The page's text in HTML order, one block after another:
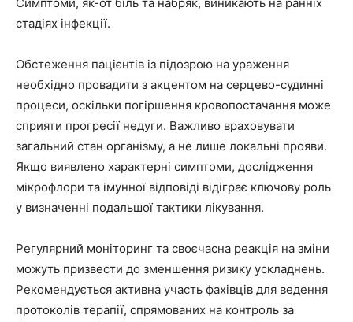
стадіях інфекції.
Обстеження пацієнтів із підозрою на ураження
необхідно провадити з акцентом на серцево-судинні
процеси, оскільки погіршення кровопостачання може
сприяти прогресії недуги. Важливо враховувати
загальний стан організму, а не лише локальні прояви.
Якщо виявлено характерні симптоми, дослідження
мікрофлори та імунної відповіді відіграє ключову роль
у визначенні подальшої тактики лікування.
Регулярний моніторинг та своєчасна реакція на зміни
можуть призвести до зменшення ризику ускладнень.
Рекомендується активна участь фахівців для ведення
протоколів терапії, спрямованих на контроль за